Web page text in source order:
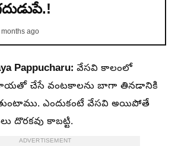
ago
Pappucharu: వేసవి కాలంలో
చేసే వంటకాలను బాగా తినడానికి
ఎందుకంటే వేసవి అయిపోతే
కాబట్టి.
ADVERTISEMENT